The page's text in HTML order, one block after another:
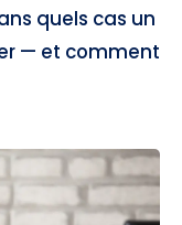
quels cas un
— et comment